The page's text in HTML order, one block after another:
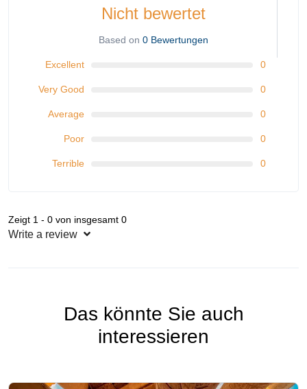
Nicht bewertet
Based on 0 Bewertungen
Excellent 0
Very Good 0
Average 0
Poor 0
Terrible 0
Zeigt 1 - 0 von insgesamt 0
Write a review
Das könnte Sie auch
interessieren